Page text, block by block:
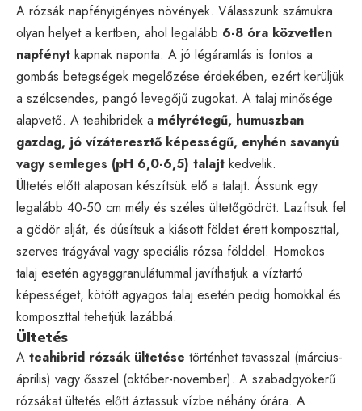
A rózsák napfényigényes növények. Válasszunk számukra
olyan helyet a kertben, ahol legalább 6-8 óra közvetlen
napfényt kapnak naponta. A jó légáramlás is fontos a
gombás betegségek megelőzése érdekében, ezért kerüljük
a szélcsendes, pangó levegőjű zugokat. A talaj minősége
alapvető. A teahibridek a mélyrétegű, humuszban
gazdag, jó vízáteresztő képességű, enyhén savanyú
vagy semleges (pH 6,0-6,5) talajt kedvelik.
Ültetés előtt alaposan készítsük elő a talajt. Ássunk egy
legalább 40-50 cm mély és széles ültetőgödröt. Lazítsuk fel
a gödör alját, és dúsítsuk a kiásott földet érett komposzttal,
szerves trágyával vagy speciális rózsa földdel. Homokos
talaj esetén agyaggranulátummal javíthatjuk a víztartó
képességet, kötött agyagos talaj esetén pedig homokkal és
komposzttal tehetjük lazábbá.
Ültetés
A teahibrid rózsák ültetése történhet tavasszal (március-
április) vagy ősszel (október-november). A szabadgyökerű
rózsákat ültetés előtt áztassuk vízbe néhány órára. A